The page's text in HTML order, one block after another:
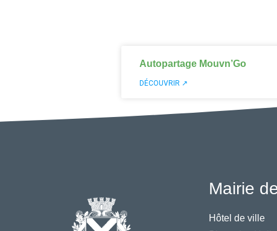
Autopartage Mouvn’Go
DÉCOUVRIR ↗
Mairie
Hôtel de ville